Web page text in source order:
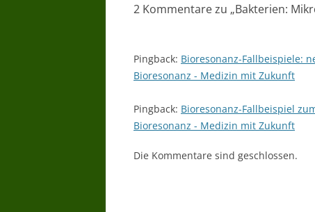
2 Kommentare zu „Bakterien:
Pingback: Bioresonanz-Fallbeispiele:
Bioresonanz - Medizin mit Zukunft
Pingback: Bioresonanz-Fallbeispiel
Bioresonanz - Medizin mit Zukunft
Die Kommentare sind geschlossen.